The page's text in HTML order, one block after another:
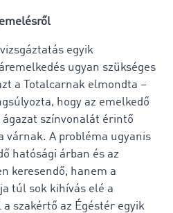
egyik
ugyan szükséges
a Totalcarnak elmondta –
hogy az emelkedő
színvonalát érintő
várnak. A probléma ugyanis
hatósági árban és az
keresendő, hanem a
túl sok kihívás elé a
szakértő az Égéstér egyik